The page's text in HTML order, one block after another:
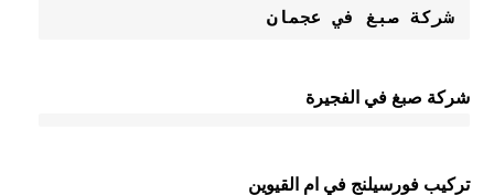
شركة صبغ في عجمان
شركة صبغ في الفجيرة
تركيب فورسيلنج في ام القيوين